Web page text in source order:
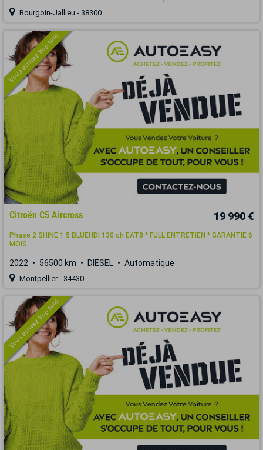
Bourgoin-Jallieu - 38300
Vous arrivez trop tard
Citroën C5 Aircross 19 990 €
Phase 2 SHINE 1.5 BLUEHDI 130 ch EAT8 * FULL ENTRETIEN * GARANTIE 6
MOIS
2022 56500 km DIESEL Automatique
Montpellier - 34430
Vous arrivez trop tard